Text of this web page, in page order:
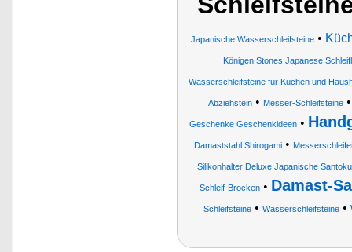
Japanische Wasserschleifsteine •
Königen Stones Japanese
Wasserschleifsteine für Küchen und
Abziehstein• Messer-Schleifsteine
Geschenke Geschenkideen •
Damaststahl Shirogami•
Silikonhalter Deluxe Japanische
Schleif-Brocken • Damast-
Schleifsteine • Wasserschleifsteine •